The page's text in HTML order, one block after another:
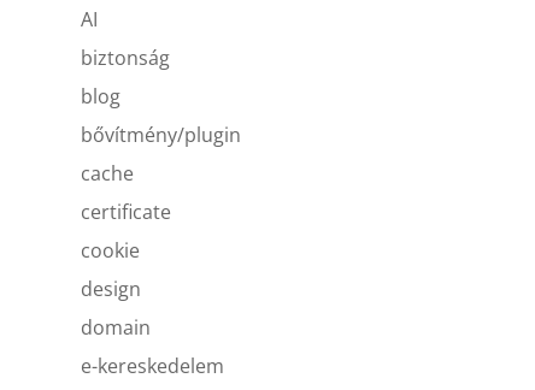
AI
biztonság
blog
bővítmény/plugin
cache
certificate
cookie
design
domain
e-kereskedelem